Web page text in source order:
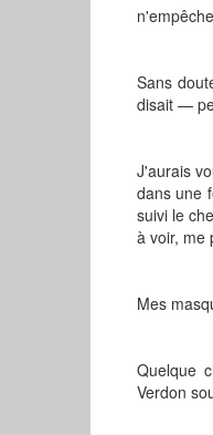
Sans
disait —
J'aurais
dans une
suivi le
à voir, me
Mes
Quelque
Verdon